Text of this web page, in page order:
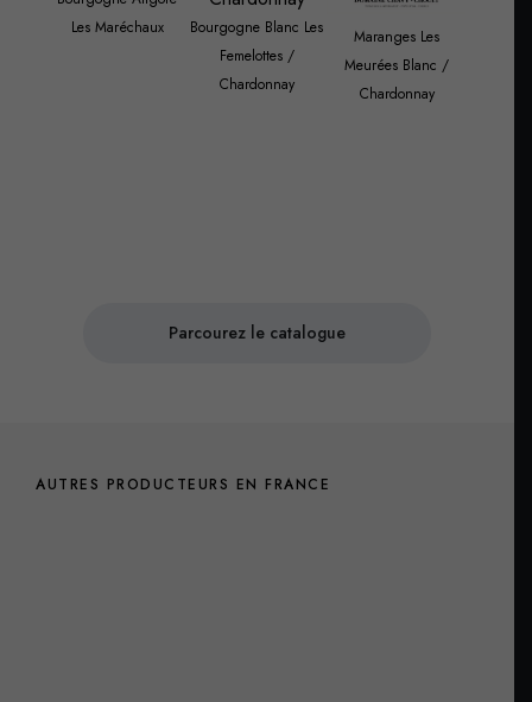
Les Maréchaux
Bourgogne Blanc Les
Femelottes /
Chardonnay
Maranges Les
Meurées Blanc /
Chardonnay
Parcourez le catalogue
AUTRES PRODUCTEURS EN FRANCE